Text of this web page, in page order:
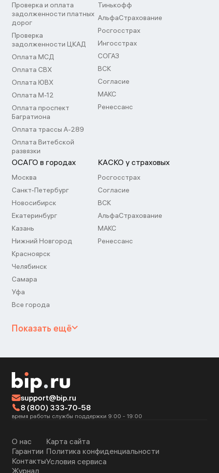
Проверка и оплата
задолженности платных
дорог
Проверка
задолженности ЦКАД
Оплата МСД
Оплата СВХ
Оплата ЮВХ
Оплата М-12
Оплата проспект
Багратиона
Оплата трассы А-289
Оплата Витебской
развязки
Тинькофф
АльфаСтрахование
Росгосстрах
Ингосстрах
СОГАЗ
ВСК
Согласие
МАКС
Ренессанс
ОСАГО в городах
Москва
Санкт-Петербург
Новосибирск
Екатеринбург
Казань
Нижний Новгород
Красноярск
Челябинск
Самара
Уфа
Все города
КАСКО у страховых
Росгосстрах
Согласие
ВСК
АльфаСтрахование
МАКС
Ренессанс
Показать ещё
support@bip.ru
8 (800) 333-70-58
время работы службы поддержки 9:00 - 19:00
О нас
Гарантии
Контакты
Журнал
Карта сайта
Политика конфиденциальности
Условия сервиса